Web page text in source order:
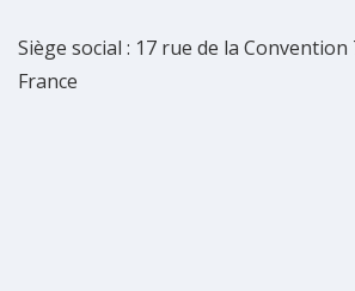
Siège social : 17 rue de la Convention
France